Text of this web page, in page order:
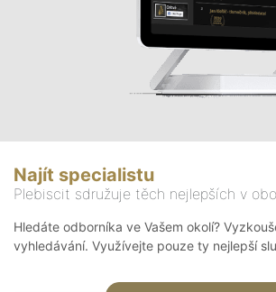
Najít specialistu
Plebiscit sdružuje těch nejlepších v
Hledáte odborníka ve Vašem okolí?
vyhledávání. Využívejte pouze ty nejlepší